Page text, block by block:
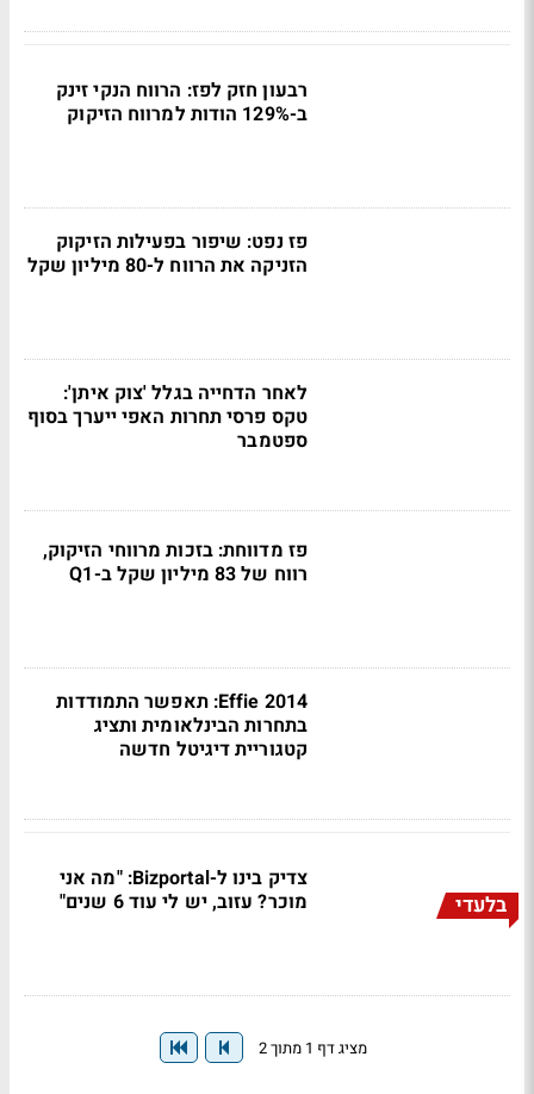
רבעון חזק לפז: הרווח הנקי זינק
ב-129% הודות למרווח הזיקוק
פז נפט: שיפור בפעילות הזיקוק
הזניקה את הרווח ל-80 מיליון שקל
לאחר הדחייה בגלל 'צוק איתן':
טקס פרסי תחרות האפי ייערך בסוף
ספטמבר
פז מדווחת: בזכות מרווחי הזיקוק,
רווח של 83 מיליון שקל ב-Q1
Effie 2014: תאפשר התמודדות
בתחרות הבינלאומית ותציג
קטגוריית דיגיטל חדשה
בלעדי
צדיק בינו ל-Bizportal: "מה אני
מוכר? עזוב, יש לי עוד 6 שנים"
מציג דף 1 מתוך 2